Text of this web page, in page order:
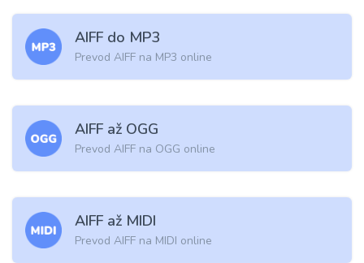
AIFF do MP3
Prevod AIFF na MP3 online
AIFF až OGG
Prevod AIFF na OGG online
AIFF až MIDI
Prevod AIFF na MIDI online